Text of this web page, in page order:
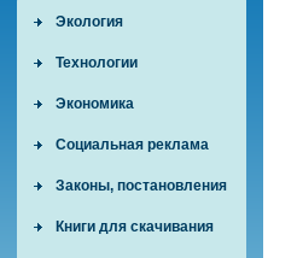
Экология
Технологии
Экономика
Социальная реклама
Законы, постановления
Книги для скачивания